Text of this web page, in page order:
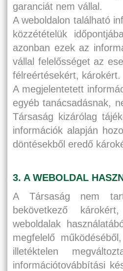
garanciát nem vállal.
A weboldalon található
közzétételük
azonban ezek az
vállal felelősséget az
félreértésekért, károkért.
A megjelentetett
egyéb tanácsadásnak,
Társaság kizárólag
információk alapján
döntésekből eredő
3. A WEBOLDAL
A Társaság nem
bekövetkező
weboldalak
megfelelő
illetéktelen
információtovábbítási